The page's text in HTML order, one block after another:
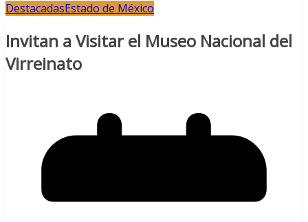
DestacadasEstado de México
Invitan a Visitar el Museo Nacional del
Virreinato